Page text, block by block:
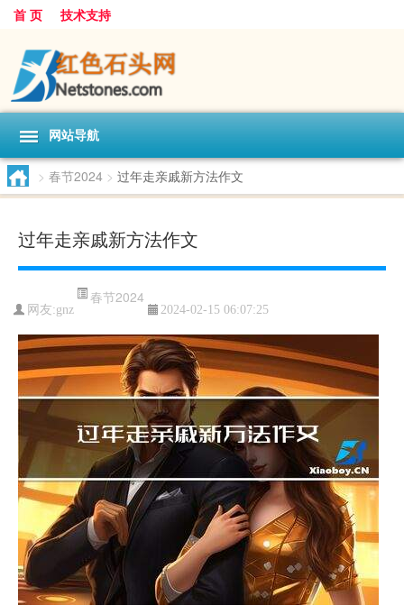
首 页 技术支持
网站导航
> 春节2024 > 过年走亲戚新方法作文
过年走亲戚新方法作文
网友:gnz
春节2024
2024-02-15 06:07:25